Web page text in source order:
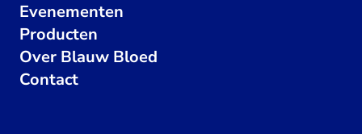
Evenementen
Producten
Over Blauw Bloed
Contact